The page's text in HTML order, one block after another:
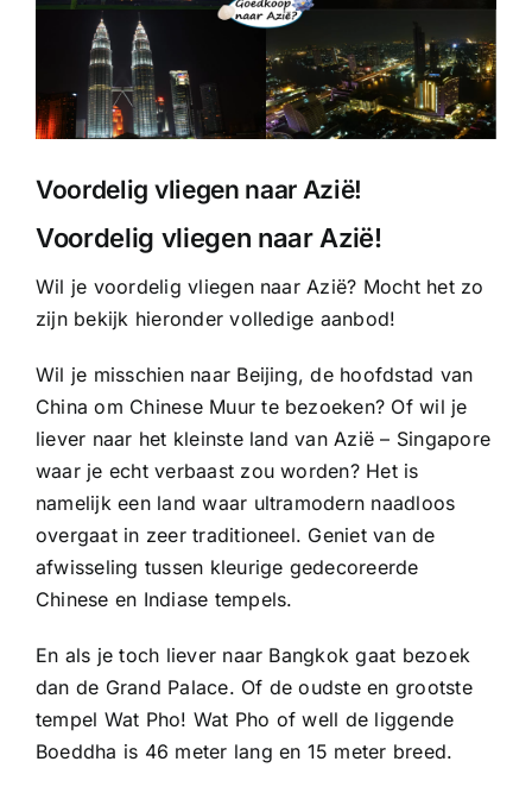
Voordelig vliegen naar Azië!
Voordelig vliegen naar Azië!
Wil je voordelig vliegen naar Azië? Mocht het zo
zijn bekijk hieronder volledige aanbod!
Wil je misschien naar Beijing, de hoofdstad van
China om Chinese Muur te bezoeken? Of wil je
liever naar het kleinste land van Azië – Singapore
waar je echt verbaast zou worden? Het is
namelijk een land waar ultramodern naadloos
overgaat in zeer traditioneel. Geniet van de
afwisseling tussen kleurige gedecoreerde
Chinese en Indiase tempels.
En als je toch liever naar Bangkok gaat bezoek
dan de Grand Palace. Of de oudste en grootste
tempel Wat Pho! Wat Pho of well de liggende
Boeddha is 46 meter lang en 15 meter breed.